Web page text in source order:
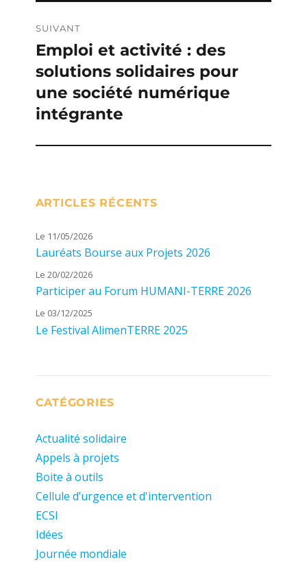
SUIVANT
Publication
suivante :
Emploi et activité : des
solutions solidaires pour
une société numérique
intégrante
ARTICLES RÉCENTS
Le 11/05/2026
Lauréats Bourse aux Projets 2026
Le 20/02/2026
Participer au Forum HUMANI-TERRE 2026
Le 03/12/2025
Le Festival AlimenTERRE 2025
CATÉGORIES
Actualité solidaire
Appels à projets
Boite à outils
Cellule d’urgence et d'intervention
ECSI
Idées
Journée mondiale